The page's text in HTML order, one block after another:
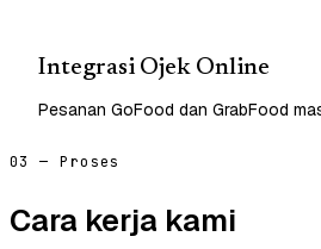
Integrasi Ojek Online
Pesanan GoFood dan GrabFood
03 — Proses
Cara kerja kami